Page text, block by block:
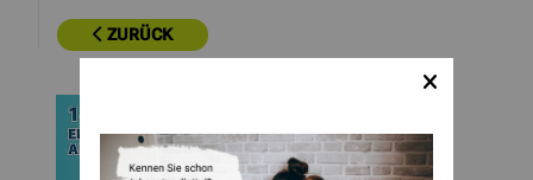
ZURÜCK